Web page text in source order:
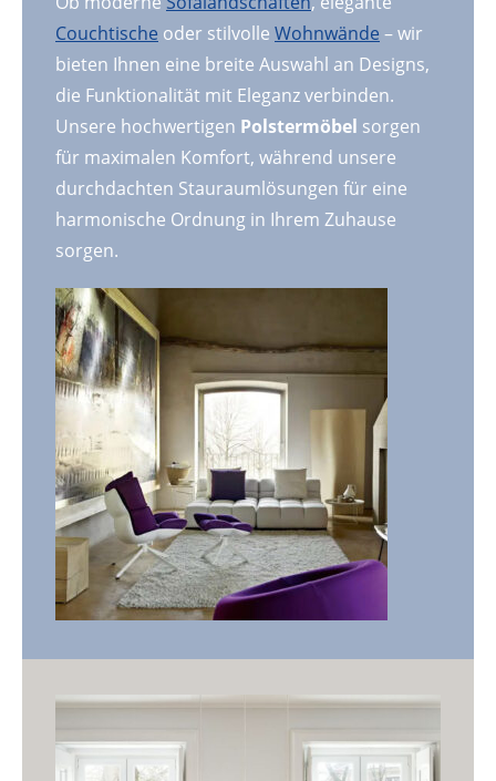
Couchtische oder stilvolle Wohnwände – wir
bieten Ihnen eine breite Auswahl an Designs,
die Funktionalität mit Eleganz verbinden.
Unsere hochwertigen Polstermöbel sorgen
für maximalen Komfort, während unsere
durchdachten Stauraumlösungen für eine
harmonische Ordnung in Ihrem Zuhause
sorgen.